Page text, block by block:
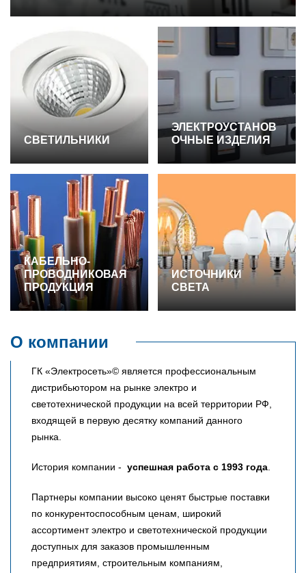
СВЕТИЛЬНИКИ
ЭЛЕКТРОУСТАНОВ
ОЧНЫЕ ИЗДЕЛИЯ
КАБЕЛЬНО-
ПРОВОДНИКОВАЯ
ПРОДУКЦИЯ
ИСТОЧНИКИ
СВЕТА
О компании
ГК «Электросеть»© является профессиональным
дистрибьютором на рынке электро и
светотехнической продукции на всей территории РФ,
входящей в первую десятку компаний данного
рынка.
История компании - успешная работа с 1993 года.
Партнеры компании высоко ценят быстрые поставки
по конкурентоспособным ценам, широкий
ассортимент электро и светотехнической продукции
доступных для заказов промышленным
предприятиям, строительным компаниям,